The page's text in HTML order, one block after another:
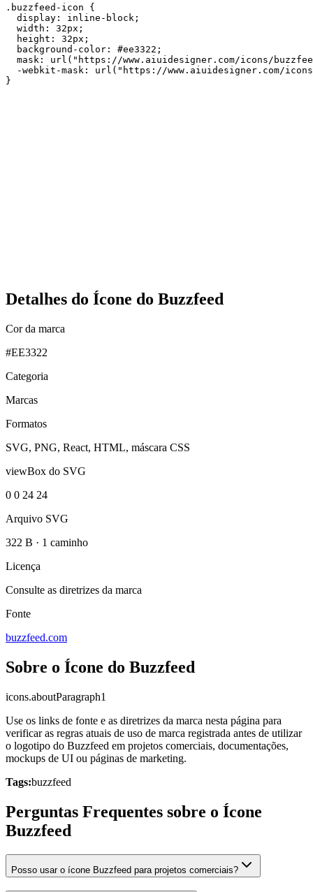
.buzzfeed-icon {
  display: inline-block;
  width: 32px;
  height: 32px;
  background-color: #ee3322;
mask: url("https://www.aiuidesigner.com/icons/
-webkit-mask: url("https://www.aiuidesigner.com/
}
Detalhes do Ícone do Buzzfeed
Cor da marca
#EE3322
Categoria
Marcas
Formatos
SVG, PNG, React, HTML, máscara CSS
viewBox do SVG
0 0 24 24
Arquivo SVG
322 B · 1 caminho
Licença
Consulte as diretrizes da marca
Fonte
buzzfeed.com
Sobre o Ícone do Buzzfeed
icons.aboutParagraph1
Use os links de fonte e as diretrizes da marca nesta página para
verificar as regras atuais de uso de marca registrada antes de utilizar
o logotipo do Buzzfeed em projetos comerciais, documentações,
mockups de UI ou páginas de marketing.
Tags:buzzfeed
Perguntas Frequentes sobre o Ícone
Buzzfeed
Posso usar o ícone Buzzfeed para projetos comerciais?